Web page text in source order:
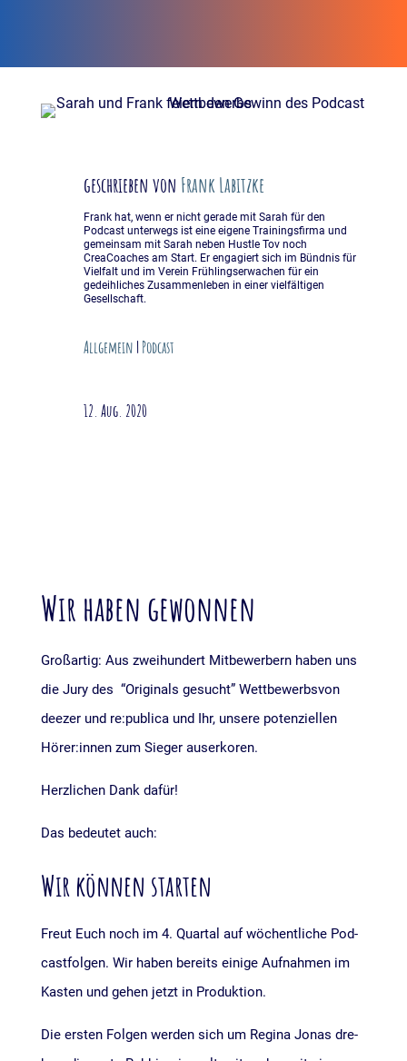
geschrieben von Frank Labitzke
Frank hat, wenn er nicht gerade mit Sarah für den
Podcast unterwegs ist eine eigene Trainingsfirma und
gemeinsam mit Sarah neben Hustle Tov noch
CreaCoaches am Start. Er engagiert sich im Bündnis für
Vielfalt und im Verein Frühlingserwachen für ein
gedeihliches Zusammenleben in einer vielfältigen
Gesellschaft.
Allgemein |Podcast
12. Aug. 2020
Wir haben gewonnen
Groß­ar­tig: Aus zwei­hun­dert Mit­be­wer­bern haben uns
die Jury des “Ori­gi­nals gesucht” Wett­be­werbs­von
dee­zer und re:publica und Ihr, unse­re poten­zi­el­len
Hörer:innen zum Sie­ger auserkoren.
Herz­li­chen Dank dafür!
Das bedeu­tet auch:
Wir können starten
Freut Euch noch im 4. Quar­tal auf wöchent­li­che Pod­
cast­fol­gen. Wir haben bereits eini­ge Auf­nah­men im
Kas­ten und gehen jetzt in Produktion.
Die ers­ten Fol­gen wer­den sich um Regi­na Jonas dre­